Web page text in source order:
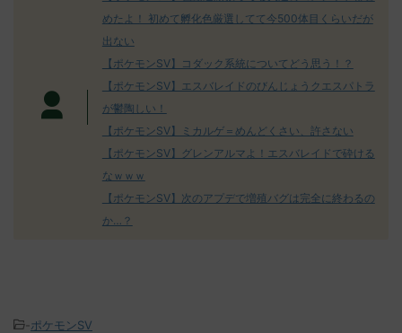
めたよ！ 初めて孵化色厳選してて今500体目くらいだが
出ない
【ポケモンSV】コダック系統についてどう思う！？
【ポケモンSV】エスバレイドのびんじょうクエスパトラ
が鬱陶しい！
【ポケモンSV】ミカルゲ＝めんどくさい、許さない
【ポケモンSV】グレンアルマよ！エスバレイドで砕ける
なｗｗｗ
【ポケモンSV】次のアプデで増殖バグは完全に終わるの
か…？
ポケモンSV